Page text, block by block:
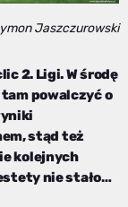
Jaszczurowski
2. Ligi. W środę
powalczyć o
stąd też
kolejnych
nie stało…